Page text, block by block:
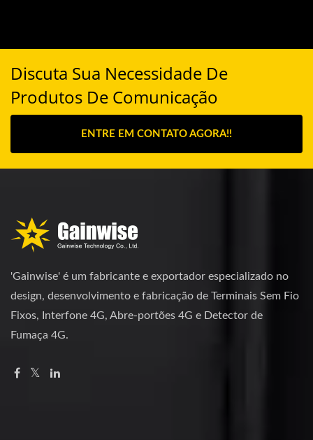
Discuta Sua Necessidade De
Produtos De Comunicação
ENTRE EM CONTATO AGORA!!
'Gainwise' é um fabricante e exportador especializado no
design, desenvolvimento e fabricação de Terminais Sem Fio
Fixos, Interfone 4G, Abre-portões 4G e Detector de
Fumaça 4G.